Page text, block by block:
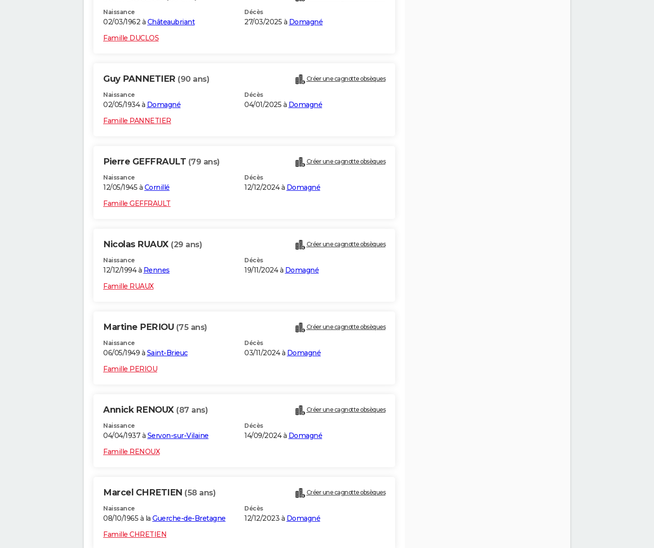
Naissance
02/03/1962 à Châteaubriant
Décès
27/03/2025 à Domagné
Famille DUCLOS
Guy PANNETIER (90 ans) Créer une cagnotte obsèques
Naissance
02/05/1934 à Domagné
Décès
04/01/2025 à Domagné
Famille PANNETIER
Pierre GEFFRAULT (79 ans) Créer une cagnotte obsèques
Naissance
12/05/1945 à Cornillé
Décès
12/12/2024 à Domagné
Famille GEFFRAULT
Nicolas RUAUX (29 ans) Créer une cagnotte obsèques
Naissance
12/12/1994 à Rennes
Décès
19/11/2024 à Domagné
Famille RUAUX
Martine PERIOU (75 ans) Créer une cagnotte obsèques
Naissance
06/05/1949 à Saint-Brieuc
Décès
03/11/2024 à Domagné
Famille PERIOU
Annick RENOUX (87 ans) Créer une cagnotte obsèques
Naissance
04/04/1937 à Servon-sur-Vilaine
Décès
14/09/2024 à Domagné
Famille RENOUX
Marcel CHRETIEN (58 ans) Créer une cagnotte obsèques
Naissance
08/10/1965 à la Guerche-de-Bretagne
Décès
12/12/2023 à Domagné
Famille CHRETIEN